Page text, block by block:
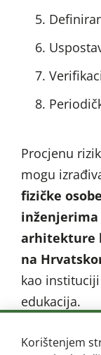
Procjenu
mogu
fizičke osobe
arhitekture
na
kao
edukacija.
Zavod za
Korištenjem